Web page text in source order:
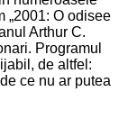
„2001: O odisee
Arthur C.
Programul
de altfel:
ce nu ar putea